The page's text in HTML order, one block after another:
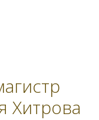
Хитрова